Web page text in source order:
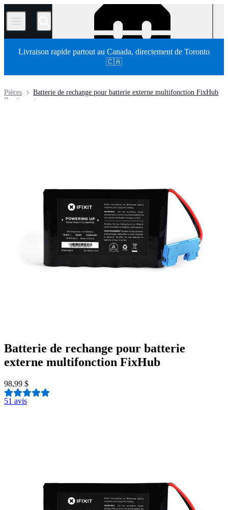
/
Livraison rapide partout au Canada, directement de Toronto
🇨🇦
Batterie de rechange pour batterie externe multifonction FixHub
Pièces
Boutique
Batterie de rechange pour batterie
externe multifonction FixHub
98,99 $
51 avis